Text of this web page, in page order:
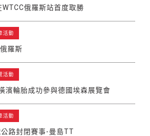
俄羅斯站首度取勝
活動
羅斯
活動
濱輪胎成功參與德國埃森展覽會
活動
路封閉賽事-曼島TT